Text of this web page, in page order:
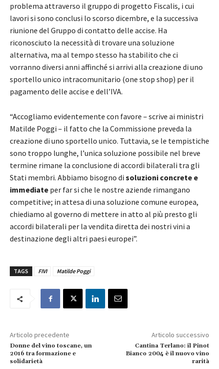
problema attraverso il gruppo di progetto Fiscalis, i cui
lavori si sono conclusi lo scorso dicembre, e la successiva
riunione del Gruppo di contatto delle accise. Ha
riconosciuto la necessità di trovare una soluzione
alternativa, ma al tempo stesso ha stabilito che ci
vorranno diversi anni affinché si arrivi alla creazione di uno
sportello unico intracomunitario (one stop shop) per il
pagamento delle accise e dell’IVA.
“Accogliamo evidentemente con favore – scrive ai ministri
Matilde Poggi – il fatto che la Commissione preveda la
creazione di uno sportello unico. Tuttavia, se le tempistiche
sono troppo lunghe, l’unica soluzione possibile nel breve
termine rimane la conclusione di accordi bilaterali tra gli
Stati membri. Abbiamo bisogno di soluzioni concrete e
immediate per far si che le nostre aziende rimangano
competitive; in attesa di una soluzione comune europea,
chiediamo al governo di mettere in atto al più presto gli
accordi bilaterali per la vendita diretta dei nostri vini a
destinazione degli altri paesi europei”.
TAGS FIVI Matilde Poggi
Articolo precedente
Donne del vino toscane, un
2016 tra formazione e
solidarietà
Articolo successivo
Cantina Terlano: il Pinot
Bianco 2004 è il nuovo vino
rarità